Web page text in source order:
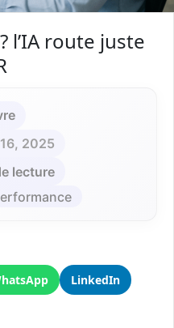
l’IA route juste
2025
lecture
LinkedIn